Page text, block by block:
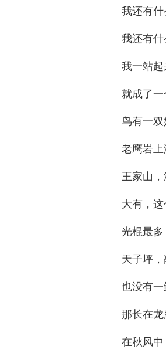
我还有
我还有
我一站起
就成了一
鸟有一双
老鹰岩
王家山，
大有，
光棍最
天子坪
也没有一
那长在
在秋风